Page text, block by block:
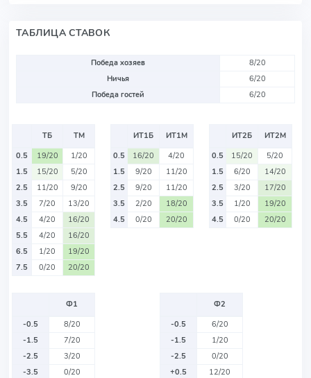
ТАБЛИЦА СТАВОК
Победа хозяев
8/20
Ничья
6/20
Победа гостей
6/20
ТБ
ТМ
0.5
19/20
1/20
1.5
15/20
5/20
2.5
11/20
9/20
3.5
7/20
13/20
4.5
4/20
16/20
5.5
4/20
16/20
6.5
1/20
19/20
7.5
0/20 20/20
ИТ1Б
ИТ1М
0.5
16/20
4/20
1.5
9/20
11/20
2.5
9/20
11/20
3.5
2/20
18/20
4.5
0/20 20/20
ИТ2Б
ИТ2М
0.5
15/20
5/20
1.5
6/20
14/20
2.5
3/20
17/20
3.5
1/20
19/20
4.5
0/20 20/20
Ф1
-0.5
8/20
-1.5
7/20
-2.5
3/20
-3.5
0/20
Ф2
-0.5
6/20
-1.5
1/20
-2.5
0/20
+0.5
12/20